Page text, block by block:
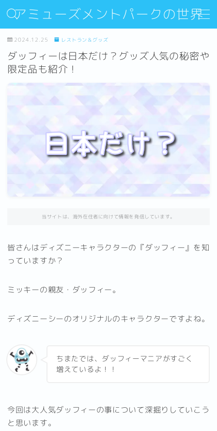
アミューズメントパークの世界
MENU
Sitemap
2024.12.25 レストラン＆グッズ
ダッフィーは日本だけ？グッズ人気の秘密や
限定品も紹介！
当サイトは、海外在住者に向けて情報を発信しています。
皆さんはディズニーキャラクターの『ダッフィー』を知
っていますか？
ミッキーの親友・ダッフィー。
ディズニーシーのオリジナルのキャラクターですよね。
ちまたでは、ダッフィーマニアがすごく
増えているよ！！
今回は大人気ダッフィーの事について深掘りしていこう
と思います。